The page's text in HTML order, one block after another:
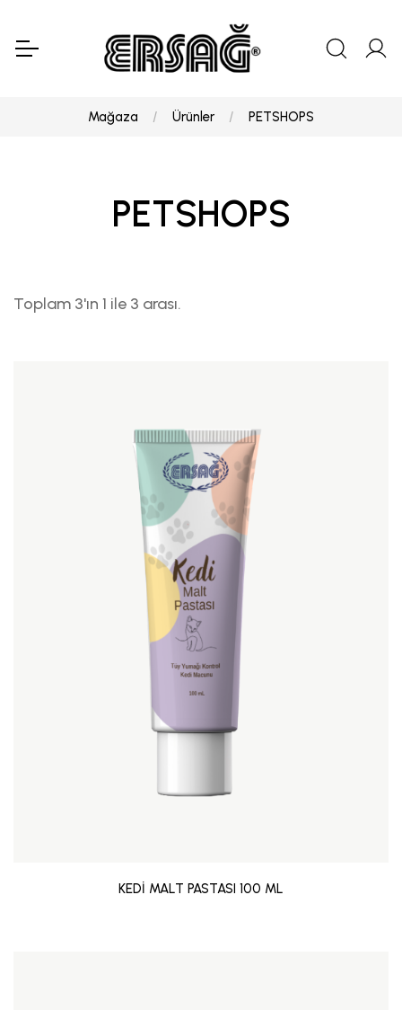
Mağaza Ürünler PETSHOPS
PETSHOPS
Toplam 3'ın 1 ile 3 arası.
KEDİ MALT PASTASI 100 ML